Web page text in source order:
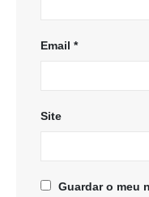
Email *
Site
Guardar o meu